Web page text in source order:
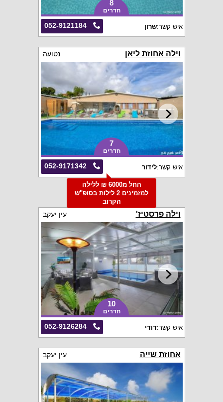
8
חדרים
052-9121184 איש קשר:שרון
וילה אחוזת ליאן נטועה
7
חדרים
052-9171342 איש קשר:לידור
החל מ6000 ₪ ללילה
למזמינים 2 לילות בסופ"ש
הקרוב
וילה פרסטיז' עין יעקב
10
חדרים
052-9126284 איש קשר:דודי
אחוזת שייה עין יעקב